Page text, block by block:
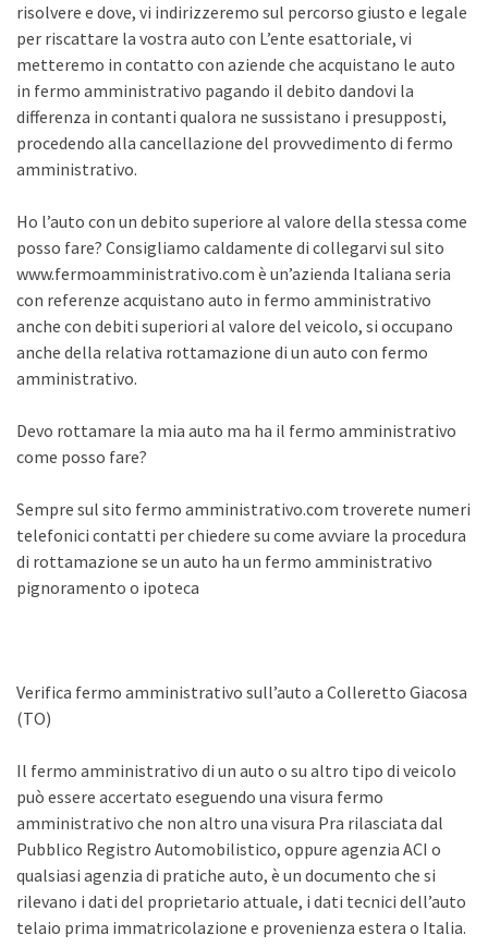
risolvere e dove, vi indirizzeremo sul percorso giusto e legale
per riscattare la vostra auto con L’ente esattoriale, vi
metteremo in contatto con aziende che acquistano le auto
in fermo amministrativo pagando il debito dandovi la
differenza in contanti qualora ne sussistano i presupposti,
procedendo alla cancellazione del provvedimento di fermo
amministrativo.
Ho l’auto con un debito superiore al valore della stessa come
posso fare? Consigliamo caldamente di collegarvi sul sito
www.fermoamministrativo.com è un’azienda Italiana seria
con referenze acquistano auto in fermo amministrativo
anche con debiti superiori al valore del veicolo, si occupano
anche della relativa rottamazione di un auto con fermo
amministrativo.
Devo rottamare la mia auto ma ha il fermo amministrativo
come posso fare?
Sempre sul sito fermo amministrativo.com troverete numeri
telefonici contatti per chiedere su come avviare la procedura
di rottamazione se un auto ha un fermo amministrativo
pignoramento o ipoteca
Verifica fermo amministrativo sull’auto a Colleretto Giacosa
(TO)
Il fermo amministrativo di un auto o su altro tipo di veicolo
può essere accertato eseguendo una visura fermo
amministrativo che non altro una visura Pra rilasciata dal
Pubblico Registro Automobilistico, oppure agenzia ACI o
qualsiasi agenzia di pratiche auto, è un documento che si
rilevano i dati del proprietario attuale, i dati tecnici dell’auto
telaio prima immatricolazione e provenienza estera o Italia.